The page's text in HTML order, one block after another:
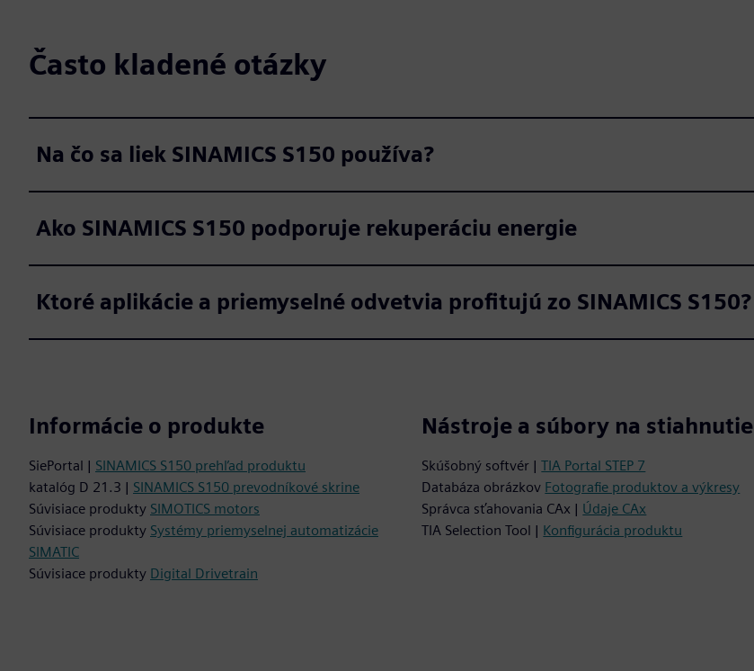
Často kladené otázky
Na čo sa liek SINAMICS S150 používa?
Ako SINAMICS S150 podporuje rekuperáciu energie
Ktoré aplikácie a priemyselné odvetvia profitujú zo SINAMICS S150?
Informácie o produkte
SiePortal | SINAMICS S150 prehľad produktu
katalóg D 21.3 | SINAMICS S150 prevodníkové skrine
Súvisiace produkty SIMOTICS motors
Súvisiace produkty Systémy priemyselnej automatizácie
SIMATIC
Súvisiace produkty Digital Drivetrain
Nástroje a súbory na stiahnutie
Skúšobný softvér |TIA Portal STEP 7
Databáza obrázkov Fotografie produktov a výkresy
Správca sťahovania CAx | Údaje CAx
TIA Selection Tool | Konfigurácia produktu